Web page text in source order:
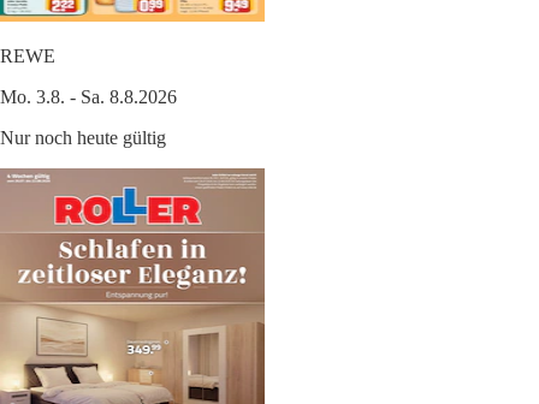
REWE
Mo. 3.8. - Sa. 8.8.2026
Nur noch heute gültig